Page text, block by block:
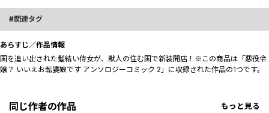
関連タグ
あらすじ／作品情報
国を追い出された髪結い侍女が、獣人の住む国で新装開店！※この商品は「悪役令
嬢？ いいえお転婆娘です アンソロジーコミック 2」に収録された作品の1つです。
同じ作者の作品 もっと見る